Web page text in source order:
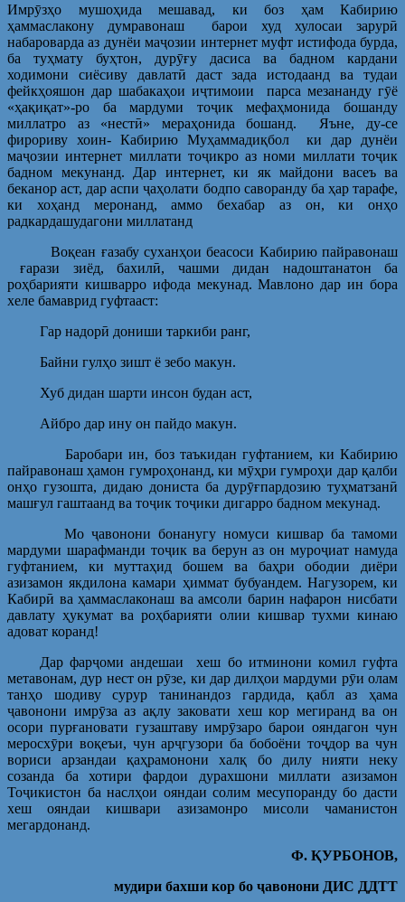
Имрӯзҳо мушоҳида мешавад, ки боз ҳам Кабирию
ҳаммаслакону думравонаш барои худ хулосаи зарурӣ
набароварда аз дунёи маҷозии интернет муфт истифода бурда,
ба туҳмату буҳтон, дурӯғу дасиса ва бадном кардани
ходимони сиёсиву давлатӣ даст зада истодаанд ва тудаи
фейкҳояшон дар шабакаҳои иҷтимоии парса мезананду гӯё
«ҳақиқат»-ро ба мардуми тоҷик мефаҳмонида бошанду
миллатро аз «нестӣ» мераҳонида бошанд. Яъне, ду-се
фирориву хоин- Кабирию Муҳаммадиқбол ки дар дунёи
маҷозии интернет миллати тоҷикро аз номи миллати тоҷик
бадном мекунанд. Дар интернет, ки як майдони васеъ ва
беканор аст, дар аспи ҷаҳолати бодпо саворанду ба ҳар тарафе,
ки хоҳанд меронанд, аммо бехабар аз он, ки онҳо
радкардашудагони миллатанд
Воқеан ғазабу суханҳои беасоси Кабирию пайравонаш
ғарази зиёд, бахилӣ, чашми дидан надоштанатон ба
роҳбарияти кишварро ифода мекунад. Мавлоно дар ин бора
хеле бамаврид гуфтааст:
Гар надорӣ дониши таркиби ранг,
Байни гулҳо зишт ё зебо макун.
Хуб дидан шарти инсон будан аст,
Айбро дар ину он пайдо макун.
Баробари ин, боз таъкидан гуфтанием, ки Кабирию
пайравонаш ҳамон гумроҳонанд, ки мӯҳри гумроҳи дар қалби
онҳо гузошта, дидаю дониста ба дурӯғпардозию туҳматзанӣ
машғул гаштаанд ва тоҷик тоҷики дигарро бадном мекунад.
Мо ҷавонони бонанугу номуси кишвар ба тамоми
мардуми шарафманди тоҷик ва берун аз он муроҷиат намуда
гуфтанием, ки муттаҳид бошем ва баҳри ободии диёри
азизамон якдилона камари ҳиммат бубуандем. Нагузорем, ки
Кабирӣ ва ҳаммаслаконаш ва амсоли барин нафарон нисбати
давлату ҳукумат ва роҳбарияти олии кишвар тухми кинаю
адоват коранд!
Дар фарҷоми андешаи хеш бо итминони комил гуфта
метавонам, дур нест он рӯзе, ки дар дилҳои мардуми рӯи олам
танҳо шодиву сурур танинандоз гардида, қабл аз ҳама
ҷавонони имрӯза аз ақлу заковати хеш кор мегиранд ва он
осори пурғановати гузаштаву имрӯзаро барои ояндагон чун
меросхӯри воқеъи, чун арҷгузори ба бобоёни тоҷдор ва чун
вориси арзандаи қаҳрамонони халқ бо дилу нияти неку
созанда ба хотири фардои дурахшони миллати азизамон
Тоҷикистон ба наслҳои ояндаи солим месупоранду бо дасти
хеш ояндаи кишвари азизамонро мисоли чаманистон
мегардонанд.
Ф. ҚУРБОНОВ,
мудири бахши кор бо ҷавонони ДИС ДДТТ